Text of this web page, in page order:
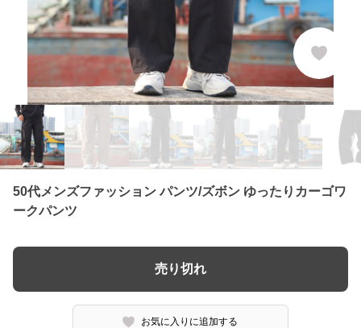
50代メンズファッション パンツ/ズボン ゆったりカーゴワ
ークパンツ
売り切れ
お気に入りに追加する